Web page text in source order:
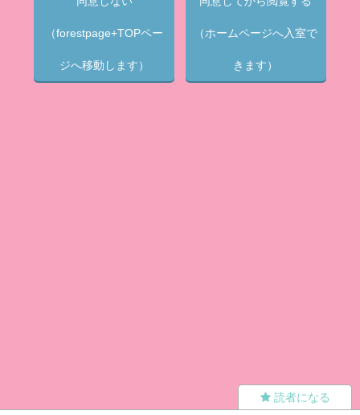
（forestpage+TOPペー
ジへ移動します）
（ホームページへ入室で
きます）
読者になる